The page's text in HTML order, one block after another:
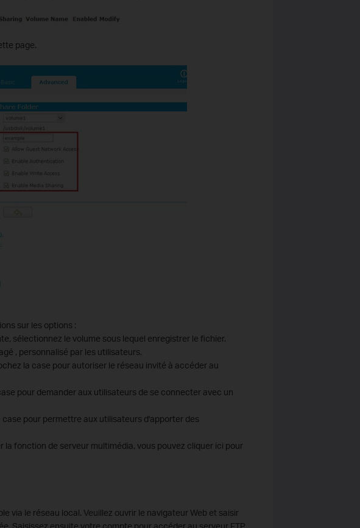
page.
sur les options :
sélectionnez le volume sous lequel enregistrer le fichier.
, personnalisé par les utilisateurs.
la case pour autoriser le réseau invité à accéder au
pour demander aux utilisateurs de se connecter avec un
pour permettre aux utilisateurs d'apporter des
la fonction de serveur multimédia, vous pouvez cliquer ici pour
via le réseau local. Veuillez ouvrir le navigateur Web et saisir
Saisissez ensuite votre compte pour accéder au serveur FTP.